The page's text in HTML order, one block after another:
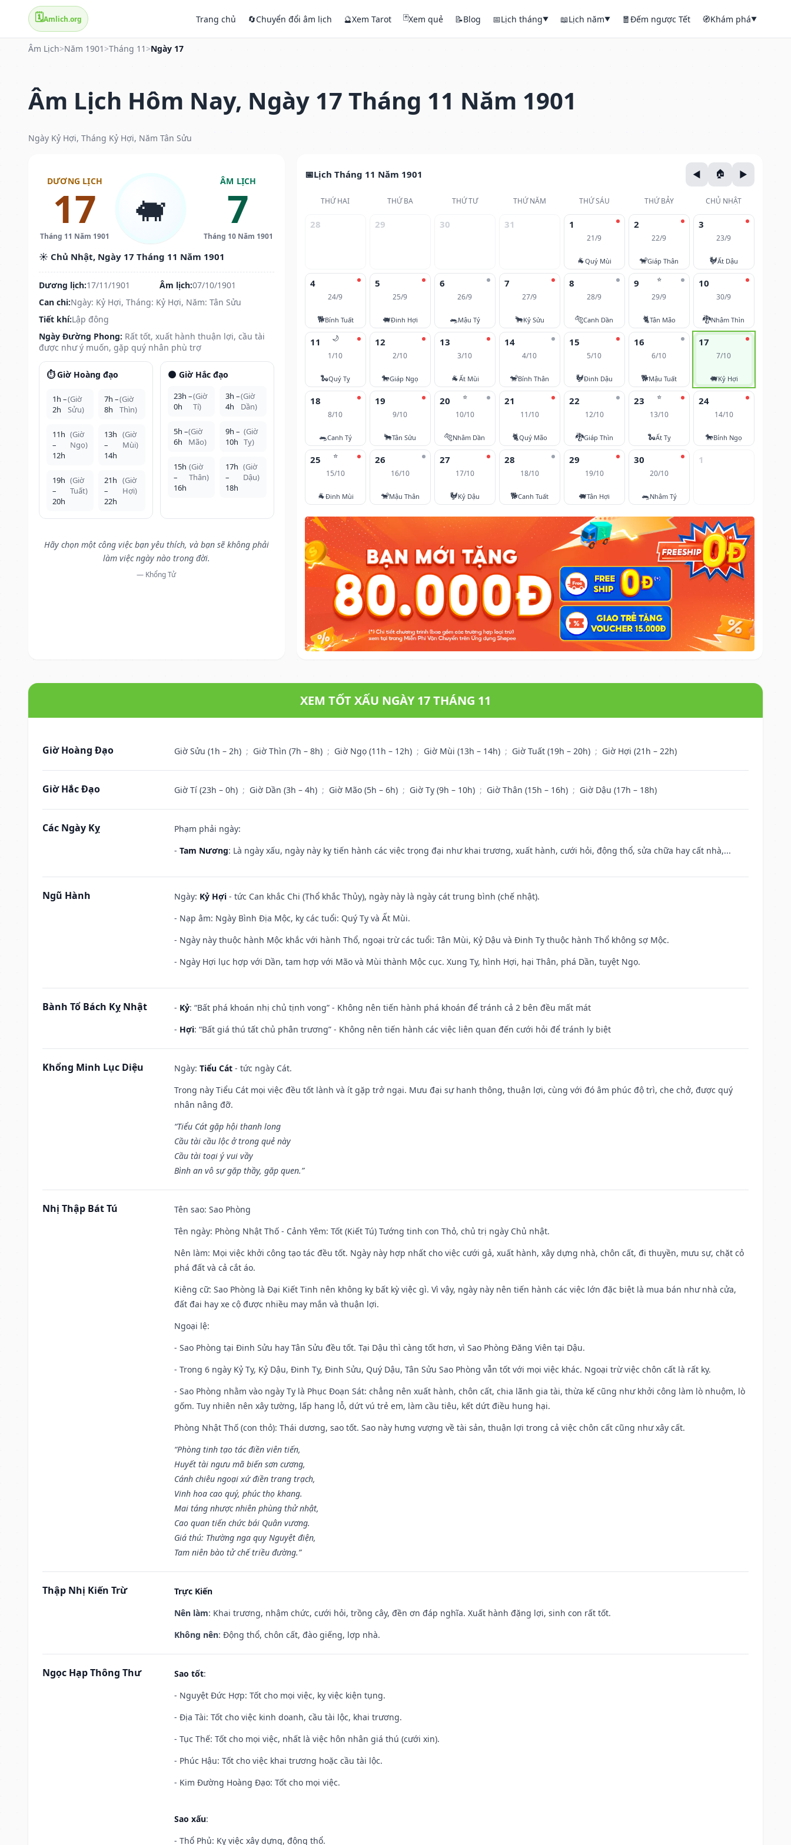
🗓️Amlich.org Trang chủ 🔄Chuyển đổi âm lịch 🔮Xem Tarot 🃏Xem quẻ 📝Blog 📅Lịch tháng▼ 📖Lịch năm▼ 🧧Đếm ngược Tết 🧭Khám phá▼
Âm Lịch>Năm 1901 >Tháng 11 >Ngày 17
Âm Lịch Hôm Nay, Ngày 17 Tháng 11 Năm 1901
Ngày Kỷ Hợi, Tháng Kỷ Hợi, Năm Tân Sửu
DƯƠNG LỊCH
17
Tháng 11 Năm 1901
🐖
ÂM LỊCH
7
Tháng 10 Năm 1901
☀️ Chủ Nhật, Ngày 17 Tháng 11 Năm 1901
Dương lịch:17/11/1901 Âm lịch:07/10/1901
Can chi:Ngày: Kỷ Hợi, Tháng: Kỷ Hợi, Năm: Tân Sửu
Tiết khí:Lập đông
Ngày Đường Phong: Rất tốt, xuất hành thuận lợi, cầu tài
được như ý muốn, gặp quý nhân phù trợ
⏱️ Giờ Hoàng đạo
1h –
2h
(Giờ
Sửu)
7h –
8h
(Giờ
Thìn)
11h
–
12h
(Giờ
Ngọ)
13h
–
14h
(Giờ
Mùi)
19h
–
20h
(Giờ
Tuất)
21h
–
22h
(Giờ
Hợi)
🌑 Giờ Hắc đạo
23h –
0h
(Giờ
Tí)
3h –
4h
(Giờ
Dần)
5h –
6h
(Giờ
Mão)
9h –
10h
(Giờ
Tỵ)
15h
–
16h
(Giờ
Thân)
17h
–
18h
(Giờ
Dậu)
Hãy chọn một công việc bạn yêu thích, và bạn sẽ không phải
làm việc ngày nào trong đời.
— Khổng Tử
Lịch Tháng 11 Năm 1901
THỨ HAI THỨ BA THỨ TƯ THỨ NĂM THỨ SÁU THỨ BẢY CHỦ NHẬT
28 29 30 31 1
21/9
🐐Quý Mùi
2
22/9
🐒Giáp Thân
3
23/9
🐓Ất Dậu
4
24/9
🐕Bính Tuất
5
25/9
🐖Đinh Hợi
6
26/9
🐀Mậu Tý
7
27/9
🐂Kỷ Sửu
8
28/9
🐅Canh Dần
⭐
9
29/9
🐈Tân Mão
10
30/9
🐉Nhâm Thìn
🌙
11
1/10
🐍Quý Tỵ
12
2/10
🐎Giáp Ngọ
13
3/10
🐐Ất Mùi
14
4/10
🐒Bính Thân
15
5/10
🐓Đinh Dậu
16
6/10
🐕Mậu Tuất
17
7/10
🐖Kỷ Hợi
18
8/10
🐀Canh Tý
19
9/10
🐂Tân Sửu
⭐
20
10/10
🐅Nhâm Dần
21
11/10
🐈Quý Mão
22
12/10
🐉Giáp Thìn
⭐
23
13/10
🐍Ất Tỵ
24
14/10
🐎Bính Ngọ
⭐
25
15/10
🐐Đinh Mùi
26
16/10
🐒Mậu Thân
27
17/10
🐓Kỷ Dậu
28
18/10
🐕Canh Tuất
29
19/10
🐖Tân Hợi
30
20/10
🐀Nhâm Tý
1
XEM TỐT XẤU NGÀY 17 THÁNG 11
Giờ Hoàng Đạo Giờ Sửu (1h – 2h) ; Giờ Thìn (7h – 8h) ; Giờ Ngọ (11h – 12h) ; Giờ Mùi (13h – 14h) ; Giờ Tuất (19h – 20h) ; Giờ Hợi (21h – 22h)
Giờ Hắc Đạo Giờ Tí (23h – 0h) ; Giờ Dần (3h – 4h) ; Giờ Mão (5h – 6h) ; Giờ Tỵ (9h – 10h) ; Giờ Thân (15h – 16h) ; Giờ Dậu (17h – 18h)
Các Ngày Kỵ
Phạm phải ngày:
- Tam Nương: Là ngày xấu, ngày này kỵ tiến hành các việc trọng đại như khai trương, xuất hành, cưới hỏi, động thổ, sửa chữa hay cất nhà,...
Ngũ Hành Ngày: Kỷ Hợi - tức Can khắc Chi (Thổ khắc Thủy), ngày này là ngày cát trung bình (chế nhật).
- Nạp âm: Ngày Bình Địa Mộc, kỵ các tuổi: Quý Tỵ và Ất Mùi.
- Ngày này thuộc hành Mộc khắc với hành Thổ, ngoại trừ các tuổi: Tân Mùi, Kỷ Dậu và Đinh Tỵ thuộc hành Thổ không sợ Mộc.
- Ngày Hợi lục hợp với Dần, tam hợp với Mão và Mùi thành Mộc cục. Xung Tỵ, hình Hợi, hại Thân, phá Dần, tuyệt Ngọ.
Bành Tổ Bách Kỵ Nhật - Kỷ: “Bất phá khoán nhị chủ tịnh vong” - Không nên tiến hành phá khoán để tránh cả 2 bên đều mất mát
- Hợi: “Bất giá thú tất chủ phân trương” - Không nên tiến hành các việc liên quan đến cưới hỏi để tránh ly biệt
Khổng Minh Lục Diệu Ngày: Tiểu Cát - tức ngày Cát.
Trong này Tiểu Cát mọi việc đều tốt lành và ít gặp trở ngại. Mưu đại sự hanh thông, thuận lợi, cùng với đó âm phúc độ trì, che chở, được quý
nhân nâng đỡ.
“Tiểu Cát gặp hội thanh long
Cầu tài cầu lộc ở trong quẻ này
Cầu tài toại ý vui vầy
Bình an vô sự gặp thầy, gặp quen.”
Nhị Thập Bát Tú Tên sao: Sao Phòng
Tên ngày: Phòng Nhật Thố - Cảnh Yêm: Tốt (Kiết Tú) Tướng tinh con Thỏ, chủ trị ngày Chủ nhật.
Nên làm: Mọi việc khởi công tạo tác đều tốt. Ngày này hợp nhất cho việc cưới gả, xuất hành, xây dựng nhà, chôn cất, đi thuyền, mưu sự, chặt cỏ
phá đất và cả cắt áo.
Kiêng cữ: Sao Phòng là Đại Kiết Tinh nên không kỵ bất kỳ việc gì. Vì vậy, ngày này nên tiến hành các việc lớn đặc biệt là mua bán như nhà cửa,
đất đai hay xe cộ được nhiều may mắn và thuận lợi.
Ngoại lệ:
- Sao Phòng tại Đinh Sửu hay Tân Sửu đều tốt. Tại Dậu thì càng tốt hơn, vì Sao Phòng Đăng Viên tại Dậu.
- Trong 6 ngày Kỷ Tỵ, Kỷ Dậu, Đinh Tỵ, Đinh Sửu, Quý Dậu, Tân Sửu Sao Phòng vẫn tốt với mọi việc khác. Ngoại trừ việc chôn cất là rất kỵ.
- Sao Phòng nhằm vào ngày Tỵ là Phục Đoạn Sát: chẳng nên xuất hành, chôn cất, chia lãnh gia tài, thừa kế cũng như khởi công làm lò nhuộm, lò
gốm. Tuy nhiên nên xây tường, lấp hang lỗ, dứt vú trẻ em, làm cầu tiêu, kết dứt điều hung hại.
Phòng Nhật Thố (con thỏ): Thái dương, sao tốt. Sao này hưng vượng về tài sản, thuận lợi trong cả việc chôn cất cũng như xây cất.
“Phòng tinh tạo tác điền viên tiến,
Huyết tài ngưu mã biến sơn cương,
Cánh chiêu ngoại xứ điền trang trạch,
Vinh hoa cao quý, phúc thọ khang.
Mai táng nhược nhiên phùng thử nhật,
Cao quan tiến chức bái Quân vương.
Giá thú: Thường nga quy Nguyệt điện,
Tam niên bào tử chế triều đường.”
Thập Nhị Kiến Trừ
Trực Kiến
Nên làm: Khai trương, nhậm chức, cưới hỏi, trồng cây, đền ơn đáp nghĩa. Xuất hành đặng lợi, sinh con rất tốt.
Không nên: Động thổ, chôn cất, đào giếng, lợp nhà.
Ngọc Hạp Thông Thư Sao tốt:
- Nguyệt Đức Hợp: Tốt cho mọi việc, kỵ việc kiện tụng.
- Địa Tài: Tốt cho việc kinh doanh, cầu tài lộc, khai trương.
- Tục Thế: Tốt cho mọi việc, nhất là việc hôn nhân giá thú (cưới xin).
- Phúc Hậu: Tốt cho việc khai trương hoặc cầu tài lộc.
- Kim Đường Hoàng Đạo: Tốt cho mọi việc.
Sao xấu:
- Thổ Phủ: Kỵ việc xây dựng, động thổ.